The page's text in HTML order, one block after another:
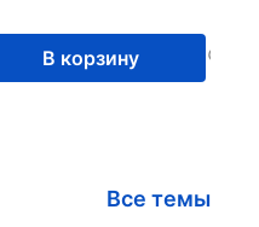
В корзину
Все темы